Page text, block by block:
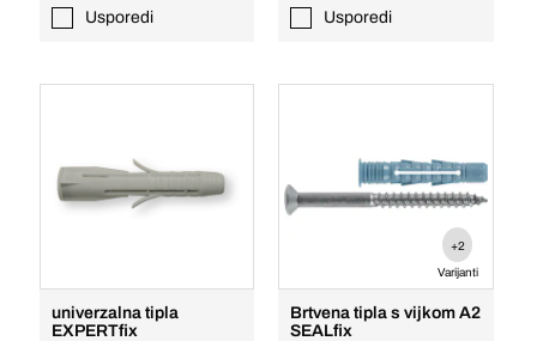
Usporedi Usporedi
univerzalna tipla
EXPERTfix
+2
Varijanti
Brtvena tipla s vijkom A2
SEALfix